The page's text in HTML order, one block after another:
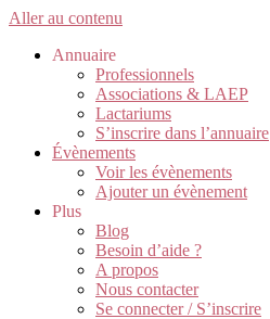
Aller au contenu
Annuaire
Professionnels
Associations & LAEP
Lactariums
S’inscrire dans l’annuaire
Évènements
Voir les évènements
Ajouter un évènement
Plus
Blog
Besoin d’aide ?
A propos
Nous contacter
Se connecter / S’inscrire